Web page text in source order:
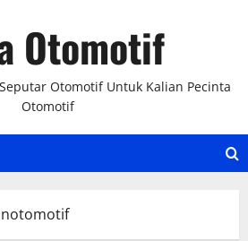
Otomotif
Otomotif Untuk Kalian Pecinta
Otomotif